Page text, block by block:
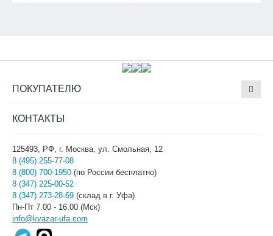
ПОКУПАТЕЛЮ
КОНТАКТЫ
125493, РФ, г. Москва, ул. Смольная, 12
8 (495) 255-77-08
8 (800) 700-1950 (по России бесплатно)
8 (347) 225-00-52
8 (347) 273-28-69 (склад в г. Уфа)
Пн-Пт 7.00 - 16.00 (Мск)
info@kvazar-ufa.com